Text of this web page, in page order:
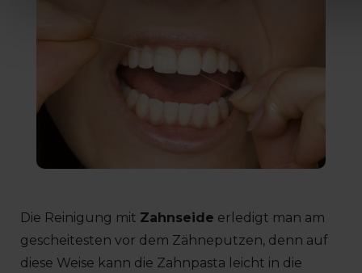
Die Reinigung mit Zahnseide erledigt man am
gescheitesten vor dem Zähneputzen, denn auf
diese Weise kann die Zahnpasta leicht in die